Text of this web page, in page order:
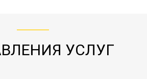
в пункте получателя.
УСЛУГ